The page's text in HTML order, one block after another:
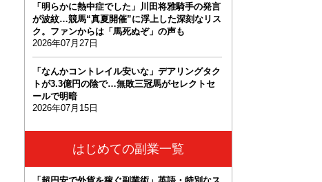
「明らかに熱中症でした」川田将雅騎手の発言
が波紋…競馬“真夏開催”に浮上した深刻なリス
ク。ファンからは「馬死ぬぞ」の声も
2026年07月27日
「なんかコントレイル安いな」デアリングタク
トが3.3億円の陰で…無敗三冠馬がセレクトセ
ールで明暗
2026年07月15日
はじめての副業一覧